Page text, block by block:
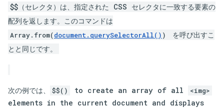
$$（セレクタ）は、指定された CSS セレクタに一致する要素の
配列を返します。このコマンドは
Array.from(document.querySelectorAll() )
を呼び出すこ
とと同じです。
次の例では、 $$() to create an array of all <img>
elements in the current document and displays